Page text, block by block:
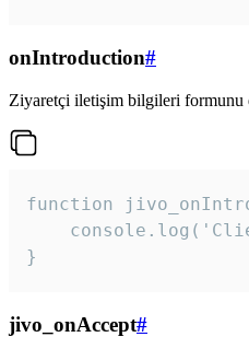
onIntroduction#
Ziyaretçi iletişim bilgileri formunu
function
}
jivo_onAccept#